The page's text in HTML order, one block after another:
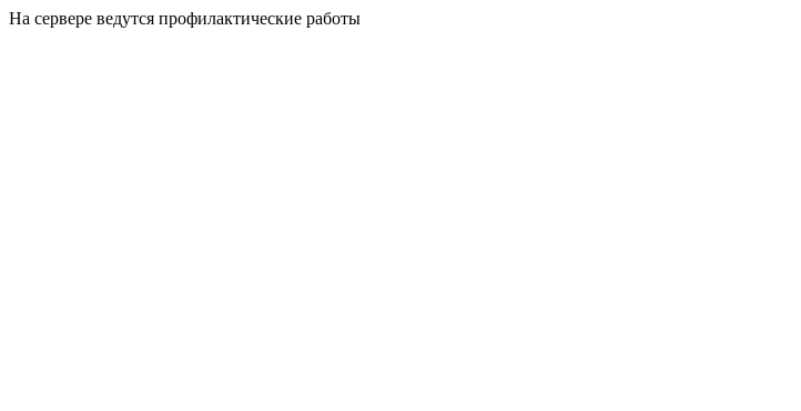
На сервере ведутся профилактические работы